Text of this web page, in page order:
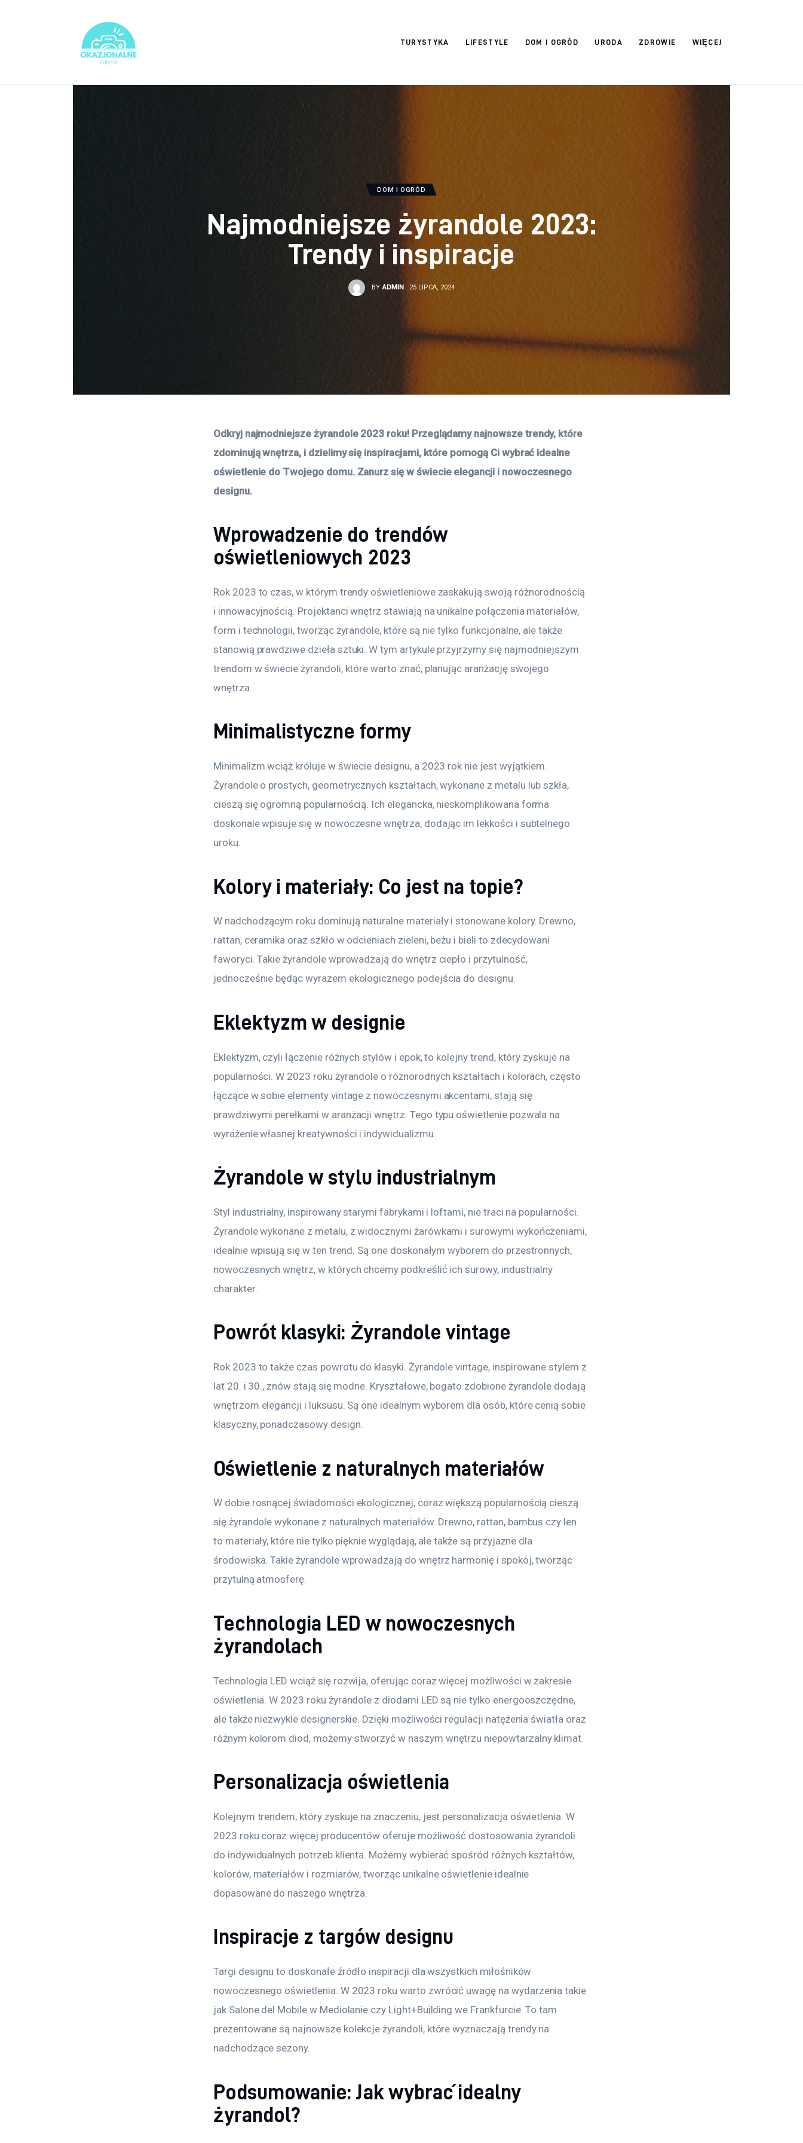
TURYSTYKA LIFESTYLE DOM I OGRÓD URODA ZDROWIE WIĘCEJ
okazjonalne-
DOM I OGRÓD
Najmodniejsze żyrandole 2023:
Trendy i inspiracje
BY ADMIN 25 LIPCA, 2024
Odkryj najmodniejsze żyrandole 2023 roku! Przeglądamy najnowsze trendy, które
zdominują wnętrza, i dzielimy się inspiracjami, które pomogą Ci wybrać idealne
oświetlenie do Twojego domu. Zanurz się w świecie elegancji i nowoczesnego
designu.
Wprowadzenie do trendów
oświetleniowych 2023
Rok 2023 to czas, w którym trendy oświetleniowe zaskakują swoją różnorodnością
i innowacyjnością. Projektanci wnętrz stawiają na unikalne połączenia materiałów,
form i technologii, tworząc żyrandole, które są nie tylko funkcjonalne, ale także
stanowią prawdziwe dzieła sztuki. W tym artykule przyjrzymy się najmodniejszym
trendom w świecie żyrandoli, które warto znać, planując aranżację swojego
wnętrza.
Minimalistyczne formy
Minimalizm wciąż króluje w świecie designu, a 2023 rok nie jest wyjątkiem.
Żyrandole o prostych, geometrycznych kształtach, wykonane z metalu lub szkła,
cieszą się ogromną popularnością. Ich elegancka, nieskomplikowana forma
doskonale wpisuje się w nowoczesne wnętrza, dodając im lekkości i subtelnego
uroku.
Kolory i materiały: Co jest na topie?
W nadchodzącym roku dominują naturalne materiały i stonowane kolory. Drewno,
rattan, ceramika oraz szkło w odcieniach zieleni, beżu i bieli to zdecydowani
faworyci. Takie żyrandole wprowadzają do wnętrz ciepło i przytulność,
jednocześnie będąc wyrazem ekologicznego podejścia do designu.
Eklektyzm w designie
Eklektyzm, czyli łączenie różnych stylów i epok, to kolejny trend, który zyskuje na
popularności. W 2023 roku żyrandole o różnorodnych kształtach i kolorach, często
łączące w sobie elementy vintage z nowoczesnymi akcentami, stają się
prawdziwymi perełkami w aranżacji wnętrz. Tego typu oświetlenie pozwala na
wyrażenie własnej kreatywności i indywidualizmu.
Żyrandole w stylu industrialnym
Styl industrialny, inspirowany starymi fabrykami i loftami, nie traci na popularności.
Żyrandole wykonane z metalu, z widocznymi żarówkami i surowymi wykończeniami,
idealnie wpisują się w ten trend. Są one doskonałym wyborem do przestronnych,
nowoczesnych wnętrz, w których chcemy podkreślić ich surowy, industrialny
charakter.
Powrót klasyki: Żyrandole vintage
Rok 2023 to także czas powrotu do klasyki. Żyrandole vintage, inspirowane stylem z
lat 20. i 30., znów stają się modne. Kryształowe, bogato zdobione żyrandole dodają
wnętrzom elegancji i luksusu. Są one idealnym wyborem dla osób, które cenią sobie
klasyczny, ponadczasowy design.
Oświetlenie z naturalnych materiałów
W dobie rosnącej świadomości ekologicznej, coraz większą popularnością cieszą
się żyrandole wykonane z naturalnych materiałów. Drewno, rattan, bambus czy len
to materiały, które nie tylko pięknie wyglądają, ale także są przyjazne dla
środowiska. Takie żyrandole wprowadzają do wnętrz harmonię i spokój, tworząc
przytulną atmosferę.
Technologia LED w nowoczesnych
żyrandolach
Technologia LED wciąż się rozwija, oferując coraz więcej możliwości w zakresie
oświetlenia. W 2023 roku żyrandole z diodami LED są nie tylko energooszczędne,
ale także niezwykle designerskie. Dzięki możliwości regulacji natężenia światła oraz
różnym kolorom diod, możemy stworzyć w naszym wnętrzu niepowtarzalny klimat.
Personalizacja oświetlenia
Kolejnym trendem, który zyskuje na znaczeniu, jest personalizacja oświetlenia. W
2023 roku coraz więcej producentów oferuje możliwość dostosowania żyrandoli
do indywidualnych potrzeb klienta. Możemy wybierać spośród różnych kształtów,
kolorów, materiałów i rozmiarów, tworząc unikalne oświetlenie idealnie
dopasowane do naszego wnętrza.
Inspiracje z targów designu
Targi designu to doskonałe źródło inspiracji dla wszystkich miłośników
nowoczesnego oświetlenia. W 2023 roku warto zwrócić uwagę na wydarzenia takie
jak Salone del Mobile w Mediolanie czy Light+Building we Frankfurcie. To tam
prezentowane są najnowsze kolekcje żyrandoli, które wyznaczają trendy na
nadchodzące sezony.
Podsumowanie: Jak wybrać idealny
żyrandol?